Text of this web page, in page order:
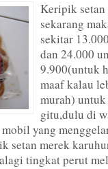
Keripik
sekarang
sekitar
dan 24.000
9.900(untuk
maaf kalau
murah)
gitu,dulu di
yang
setan merek
tingkat perut